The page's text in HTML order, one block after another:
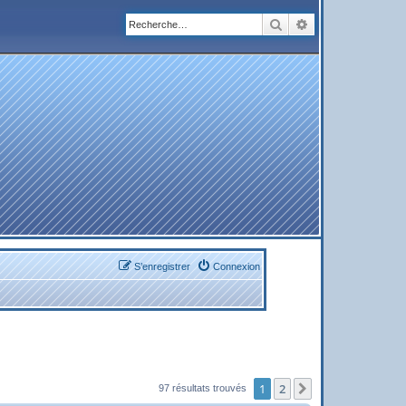
Rechercher
Connexion
S’enregistrer
97 résultats trouvés 1 2